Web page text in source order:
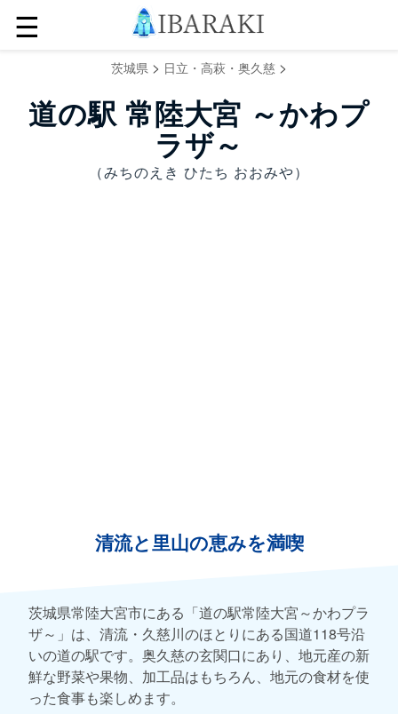
☰
茨城県 > 日立・高萩・奥久慈 >
道の駅 常陸大宮 ～かわプ
ラザ～
（みちのえき ひたち おおみや）
清流と里山の恵みを満喫
茨城県常陸大宮市にある「道の駅常陸大宮～かわプラ
ザ～」は、清流・久慈川のほとりにある国道118号沿
いの道の駅です。奥久慈の玄関口にあり、地元産の新
鮮な野菜や果物、加工品はもちろん、地元の食材を使
った食事も楽しめます。